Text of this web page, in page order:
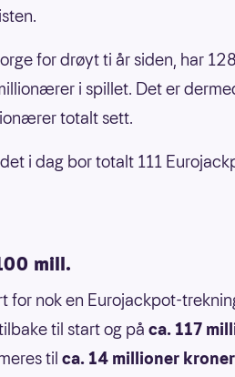
for drøyt ti år siden, har 128
i spillet. Det er
totalt sett.
i dag bor totalt 111
mill.
for nok en Eurojackpot-
til start og på ca. 117
tilca. 14 millioner kroner